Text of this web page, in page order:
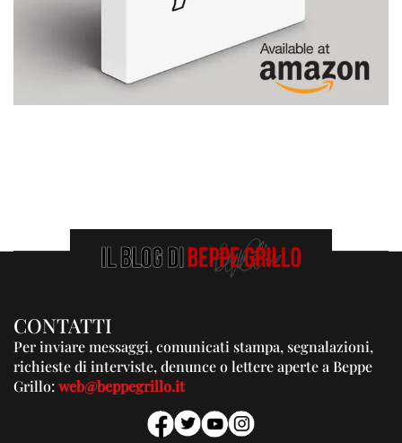
CONTATTI
Per inviare messaggi, comunicati stampa, segnalazioni,
richieste di interviste, denunce o lettere aperte a Beppe
Grillo:web@beppegrillo.it